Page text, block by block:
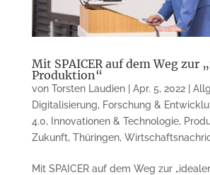
Mit SPAICER auf dem Weg zur
Produktion“
von Torsten Laudien| Apr. 5, 2022|
Digitalisierung, Forschung &
4.0, Innovationen & Technologie,
Zukunft, Thüringen,
Mit SPAICER auf dem Weg zur